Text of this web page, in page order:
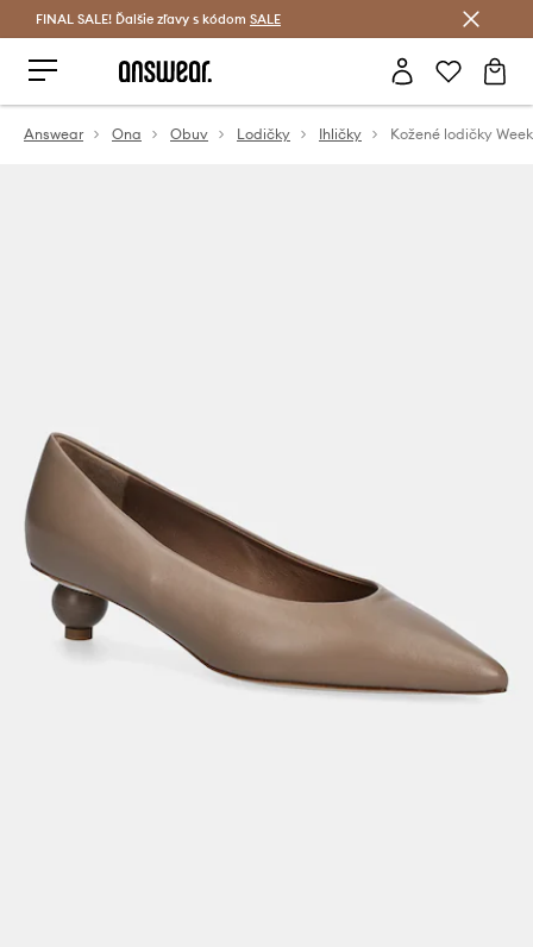
Šetrite s Answear Club >
FINAL SALE! Ďalšie zľavy s kódom SALE
Answear Ona Obuv Lodičky Ihličky